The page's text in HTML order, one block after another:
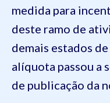
medida para
deste ramo de
demais estados
alíquota passou a
de publicação da